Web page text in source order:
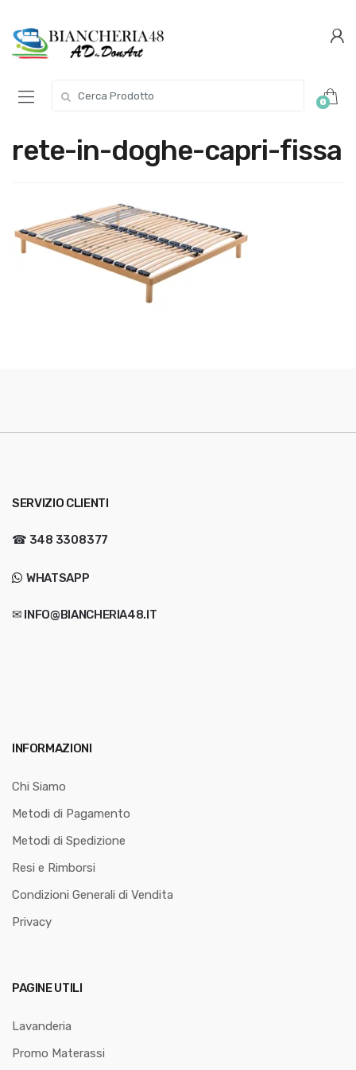
navigazione
questo
step
0
rete-in-doghe-capri-fissa
SERVIZIO CLIENTI
☎ 348 3308377
WHATSAPP
✉ INFO@BIANCHERIA48.IT
INFORMAZIONI
Chi Siamo
Metodi di Pagamento
Metodi di Spedizione
Resi e Rimborsi
Condizioni Generali di Vendita
Privacy
PAGINE UTILI
Lavanderia
Promo Materassi